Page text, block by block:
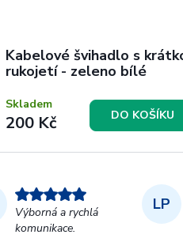
Kabelové švihadlo s
rukojetí - zeleno bílé
200 Kč
Skladem
DO KOŠÍKU
Výborná a rychlá
komunikace.
LP